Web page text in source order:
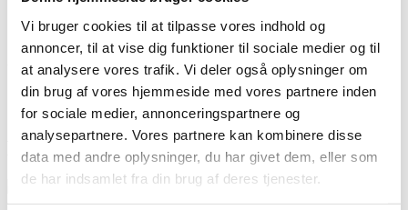
Vi bruger cookies til at tilpasse vores indhold og
annoncer, til at vise dig funktioner til sociale medier og til
at analysere vores trafik. Vi deler også oplysninger om
din brug af vores hjemmeside med vores partnere inden
for sociale medier, annonceringspartnere og
analysepartnere. Vores partnere kan kombinere disse
data med andre oplysninger, du har givet dem, eller som
de har indsamlet fra din brug af deres tjenester.
1 ps. Valsemøllen Brownie
1,5 dl vand
Smeltechokolade (mørk, hvid eller mælke chokolade)
Sukkerøjne, hakkede nødder, krymmel eller andet festligt
Spyd eller pinde
Brugt i opskriften
Brownie